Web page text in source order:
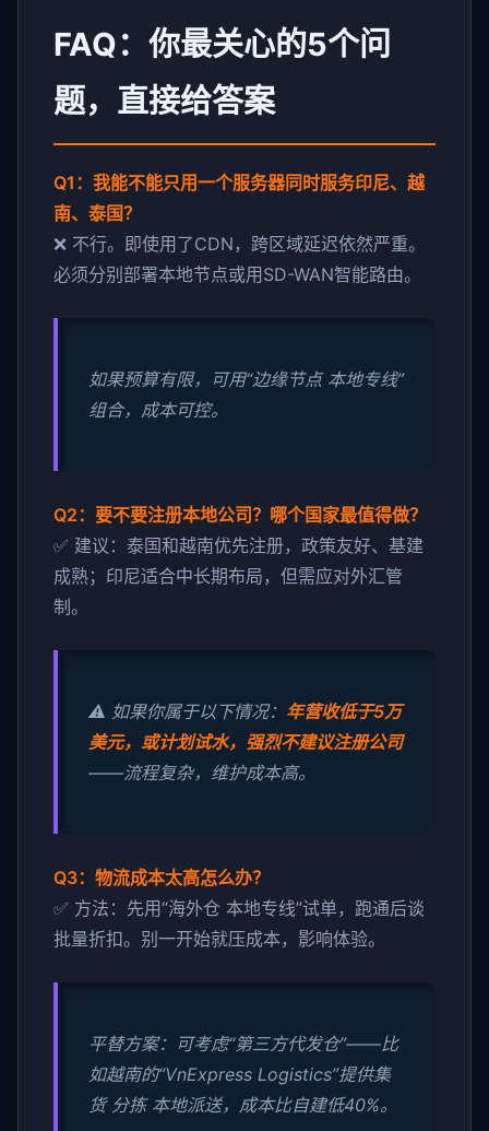
FAQ：你最关心的5个问
题，直接给答案
Q1：我能不能只用一个服务器同时服务印尼、越
南、泰国？
❌ 不行。即使用了CDN，跨区域延迟依然严重。
必须分别部署本地节点或用SD-WAN智能路由。
如果预算有限，可用“边缘节点 本地专线”
组合，成本可控。
Q2：要不要注册本地公司？哪个国家最值得做？
✅ 建议：泰国和越南优先注册，政策友好、基建
成熟；印尼适合中长期布局，但需应对外汇管
制。
⚠️ 如果你属于以下情况： 年营收低于5万
美元，或计划试水，强烈不建议注册公司
——流程复杂，维护成本高。
Q3：物流成本太高怎么办？
✅ 方法：先用“海外仓 本地专线”试单，跑通后谈
批量折扣。别一开始就压成本，影响体验。
平替方案：可考虑“第三方代发仓”——比
如越南的“VnExpress Logistics”提供集
货 分拣 本地派送，成本比自建低40%。